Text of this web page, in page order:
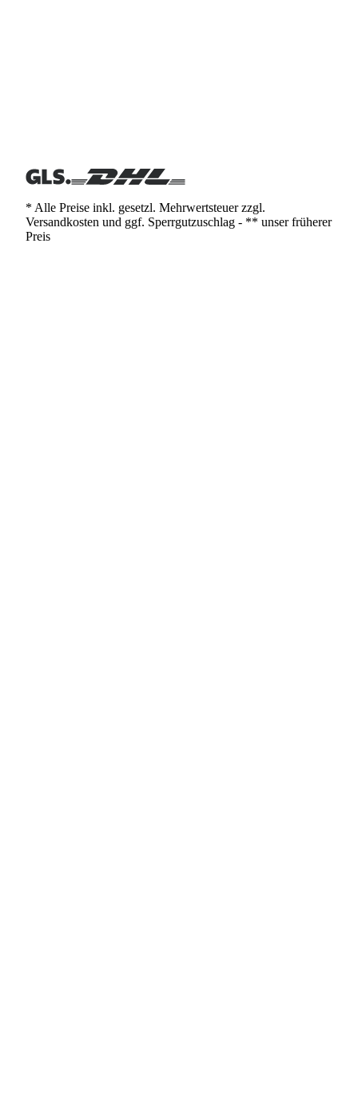
* Alle Preise inkl. gesetzl. Mehrwertsteuer zzgl.
Versandkosten und ggf. Sperrgutzuschlag - ** unser früherer
Preis